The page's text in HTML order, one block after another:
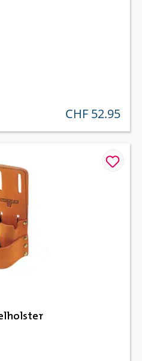
regulärer preis:
CHF 52.95